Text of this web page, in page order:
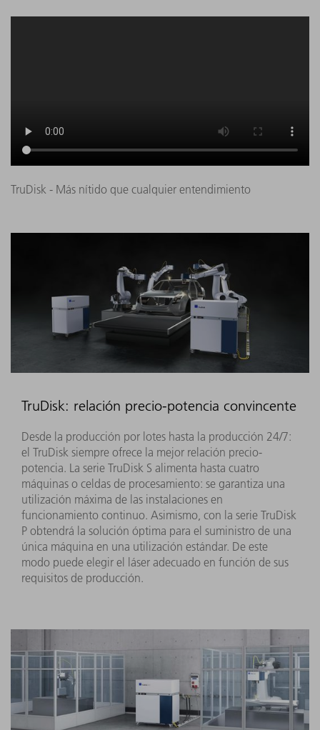
TruDisk - Más nítido que cualquier entendimiento
TruDisk: relación precio-potencia convincente
Desde la producción por lotes hasta la producción 24/7:
el TruDisk siempre ofrece la mejor relación precio-
potencia. La serie TruDisk S alimenta hasta cuatro
máquinas o celdas de procesamiento: se garantiza una
utilización máxima de las instalaciones en
funcionamiento continuo. Asimismo, con la serie TruDisk
P obtendrá la solución óptima para el suministro de una
única máquina en una utilización estándar. De este
modo puede elegir el láser adecuado en función de sus
requisitos de producción.